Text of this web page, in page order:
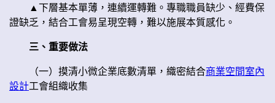
▲下層基本單薄，連續運轉難。專職職員缺少、經費保
證缺乏，結合工會易呈現空轉，難以施展本質感化。
三、重要做法
（一）摸清小微企業底數清單，織密結合商業空間室內
設計工會組織收集